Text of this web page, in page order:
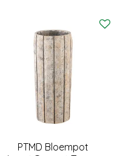
PTMD Bloempot